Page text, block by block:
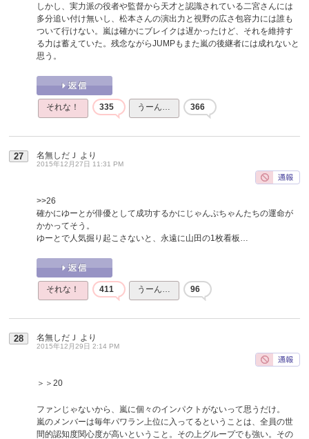
しかし、実力派の役者や監督から天才と認識されている二宮さんには
多分追い付け無いし、松本さんの演出力と視野の広さ包容力には誰も
ついて行けない。嵐は確かにブレイクは遅かったけど、それを維持す
る力は蓄えていた。残念ながらJUMPもまた嵐の後継者には成れないと
思う。
それな！ 335 うーん… 366
27 名無しだＪ より
2015年12月27日 11:31 PM
>>26
確かにゆーとが俳優として成功するかにじゃんぷちゃんたちの運命が
かかってそう。
ゆーとで人気掘り起こさないと、永遠に山田の1枚看板…
それな！ 411 うーん… 96
28 名無しだＪ より
2015年12月29日 2:14 PM
＞＞20
ファンじゃないから、嵐に個々のインパクトがないって思うだけ。
嵐のメンバーは毎年パワラン上位に入ってるということは、全員の世
間的認知度関心度が高いということ。その上グループでも強い。その